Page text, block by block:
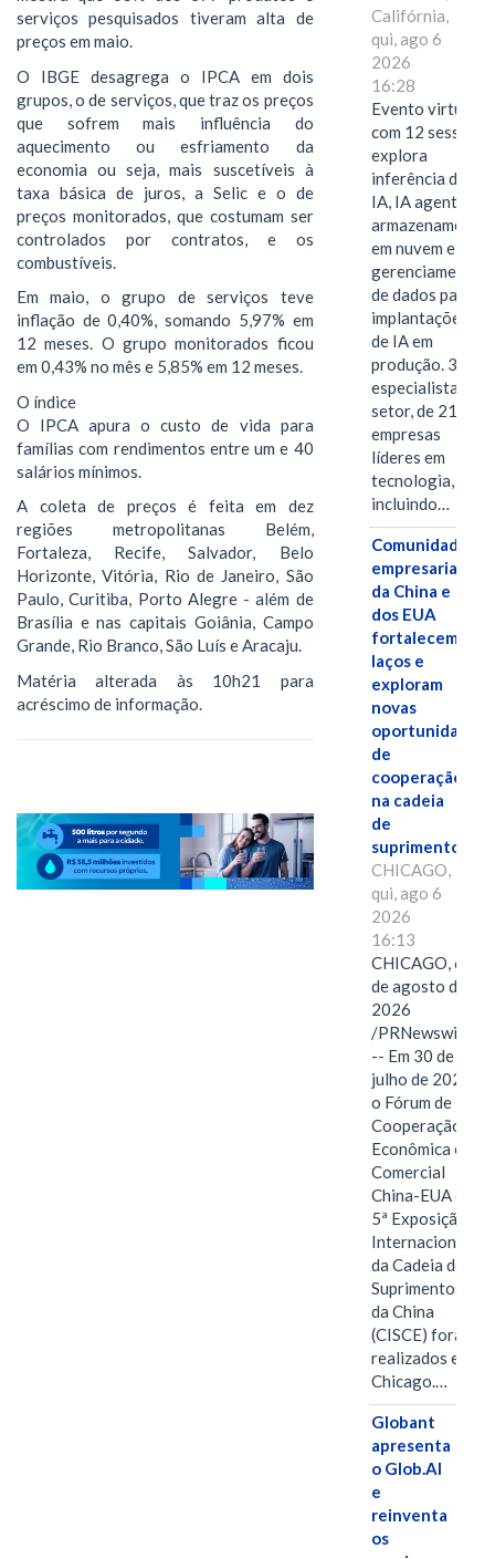
serviços pesquisados tiveram alta de
preços em maio.
O IBGE desagrega o IPCA em dois
grupos, o de serviços, que traz os preços
que sofrem mais influência do
aquecimento ou esfriamento da
economia ou seja, mais suscetíveis à
taxa básica de juros, a Selic e o de
preços monitorados, que costumam ser
controlados por contratos, e os
combustíveis.
Em maio, o grupo de serviços teve
inflação de 0,40%, somando 5,97% em
12 meses. O grupo monitorados ficou
em 0,43% no mês e 5,85% em 12 meses.
O índice
O IPCA apura o custo de vida para
famílias com rendimentos entre um e 40
salários mínimos.
A coleta de preços é feita em dez
regiões metropolitanas Belém,
Fortaleza, Recife, Salvador, Belo
Horizonte, Vitória, Rio de Janeiro, São
Paulo, Curitiba, Porto Alegre - além de
Brasília e nas capitais Goiânia, Campo
Grande, Rio Branco, São Luís e Aracaju.
Matéria alterada às 10h21 para
acréscimo de informação.
Califórnia,
qui, ago 6
2026
16:28
Evento virtual
com 12 sessões
explora
inferência de
IA, IA agentiva,
armazenamento
em nuvem e
gerenciamento
de dados para
implantações
de IA em
produção. 38
especialistas do
setor, de 21
empresas
líderes em
tecnologia,
incluindo…
Comunidades
empresariais
da China e
dos EUA
fortalecem
laços e
exploram
novas
oportunidades
de
cooperação
na cadeia
de
suprimentos.
CHICAGO,
qui, ago 6
2026
16:13
CHICAGO, 6
de agosto de
2026
/PRNewswire/
-- Em 30 de
julho de 2026,
o Fórum de
Cooperação
Econômica e
Comercial
China-EUA e a
5ª Exposição
Internacional
da Cadeia de
Suprimentos
da China
(CISCE) foram
realizados em
Chicago.…
Globant
apresenta
o Glob.AI
e
reinventa
os